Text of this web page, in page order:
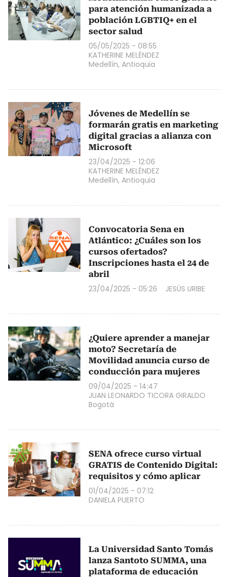
para atención humanizada a
población LGBTIQ+ en el
sector salud
05/05/2025 - 08:55
KATHERINE MELÉNDEZ
Medellín, Antioquia
Jóvenes de Medellín se
formarán gratis en marketing
digital gracias a alianza con
Microsoft
23/04/2025 - 12:06
KATHERINE MELÉNDEZ
Medellín, Antioquia
Convocatoria Sena en
Atlántico: ¿Cuáles son los
cursos ofertados?
Inscripciones hasta el 24 de
abril
23/04/2025 - 05:26 JESÚS URIBE
¿Quiere aprender a manejar
moto? Secretaría de
Movilidad anuncia curso de
conducción para mujeres
09/04/2025 - 14:47
JUAN LEONARDO TICORA GIRALDO
Bogotá
SENA ofrece curso virtual
GRATIS de Contenido Digital:
requisitos y cómo aplicar
01/04/2025 - 07:12
DANIELA PUERTO
La Universidad Santo Tomás
lanza Santoto SUMMA, una
plataforma de educación